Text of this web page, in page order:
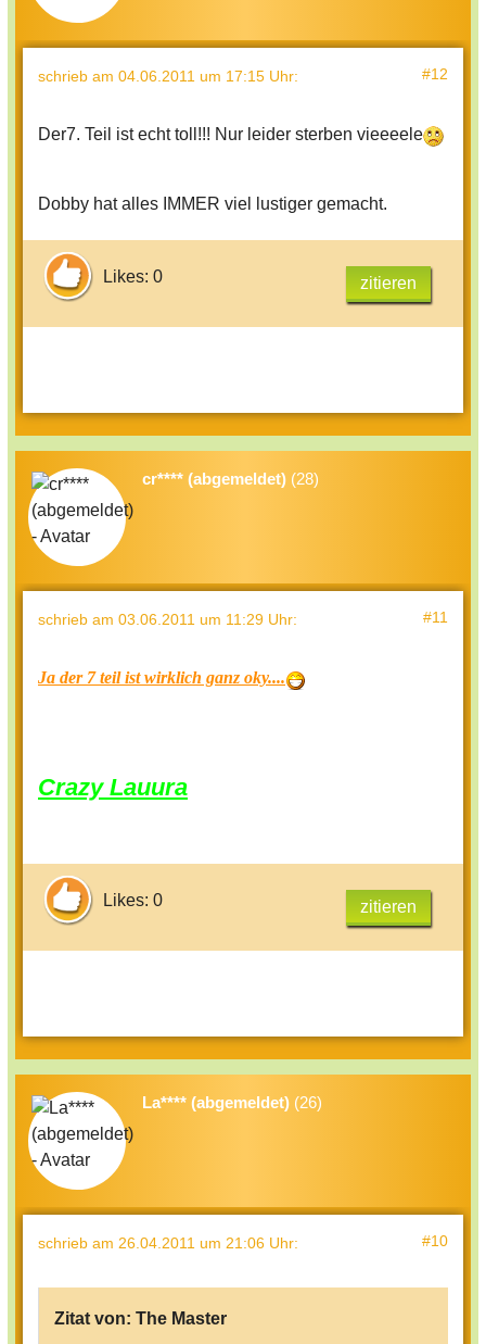
schrieb am 04.06.2011 um 17:15 Uhr: #12
Der7. Teil ist echt toll!!! Nur leider sterben vieeeele
Dobby hat alles IMMER viel lustiger gemacht.
Likes: 0 zitieren
cr**** (abgemeldet) (28)
schrieb am 03.06.2011 um 11:29 Uhr: #11
Ja der 7 teil ist wirklich ganz oky....
Crazy Lauura
Likes: 0 zitieren
La**** (abgemeldet) (26)
schrieb am 26.04.2011 um 21:06 Uhr: #10
Zitat von: The Master